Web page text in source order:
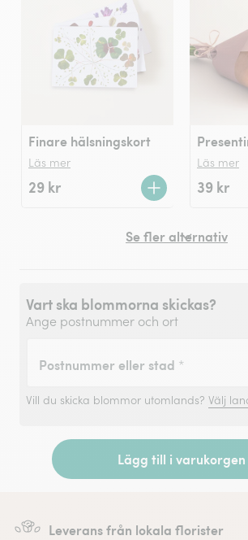
Finare hälsningskort
Läs mer
29 kr
Läs mer
39 kr
Se fler alternativ
Vart ska blommorna skickas?
Ange postnummer och ort
Postnummer eller stad *
Vill du skicka blommor utomlands? Välj
Lägg till i varukorgen
Leverans från lokala florister